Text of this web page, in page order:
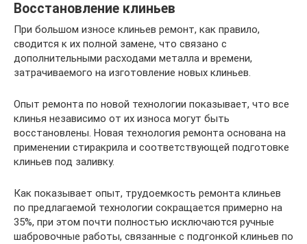
Восстановление клиньев
При большом износе клиньев ремонт, как правило,
сводится к их полной замене, что связано с
дополнительными расходами металла и времени,
затрачиваемого на изготовление новых клиньев.
Опыт ремонта по новой технологии показывает, что все
клинья независимо от их износа могут быть
восстановлены. Новая технология ремонта основана на
применении стиракрила и соответствующей подготовке
клиньев под заливку.
Как показывает опыт, трудоемкость ремонта клиньев
по предлагаемой технологии сокращается примерно на
35%, при этом почти полностью исключаются ручные
шабровочные работы, связанные с подгонкой клиньев по